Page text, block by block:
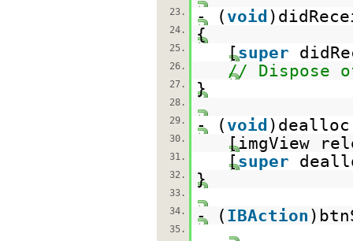
23.
- ( void
24. {
25. [super
26. // Dispose
27. }
28.
29.
- ( void
30. [imgView
31. [super
32. }
33.
34.
- ( IBAction
35.